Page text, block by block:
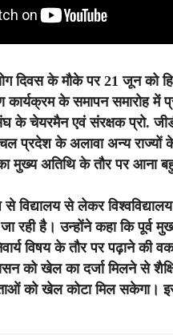
योग दिवस के मौके पर 21 जून
कार्यक्रम के समापन समारोह में
चेयरमैन एवं संरक्षक प्रो. जीडी
प्रदेश के अलावा अन्य राज्यों
का मुख्य अतिथि के तौर पर आना
विद्यालय से लेकर
है। उन्होंने कहा कि पूर्व
विषय के तौर पर पढ़ाने
को खेल का दर्जा मिलने से
को खेल कोटा मिल सकेगा।